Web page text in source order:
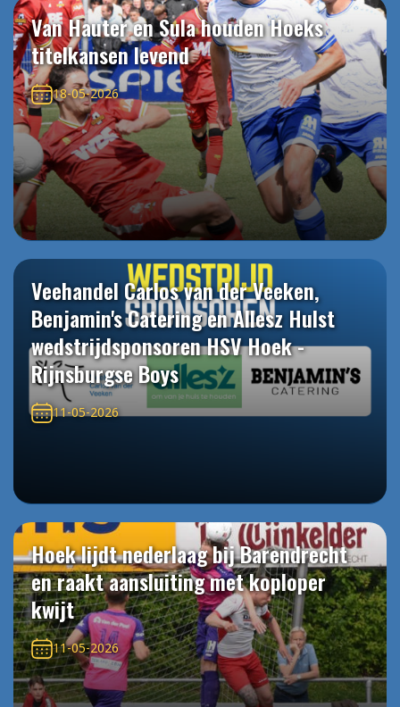
Van Hauter en Sula houden Hoeks
titelkansen levend
18-05-2026
Veehandel Carlos van der Veeken,
Benjamin's Catering en Allesz Hulst
wedstrijdsponsoren HSV Hoek -
Rijnsburgse Boys
11-05-2026
Hoek lijdt nederlaag bij Barendrecht
en raakt aansluiting met koploper
kwijt
11-05-2026